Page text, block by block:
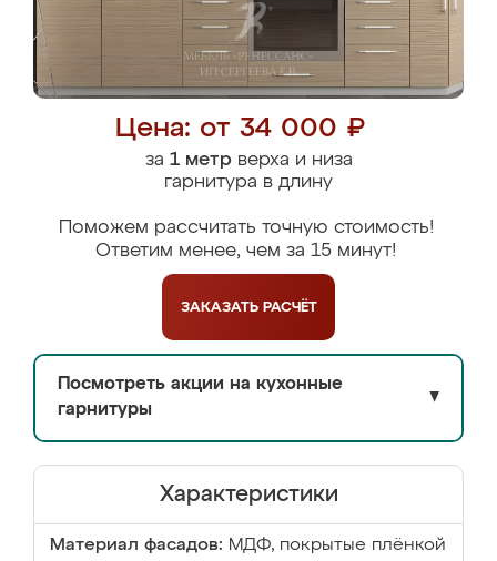
Цена: от 34 000 ₽
за 1 метрверха и низа
гарнитура в длину
Поможем рассчитать точную стоимость!
Ответим менее, чем за 15 минут!
ЗАКАЗАТЬ РАСЧЁТ
Посмотреть акции на кухонные
гарнитуры
▼
Характеристики
Материал фасадов: МДФ, покрытые плёнкой